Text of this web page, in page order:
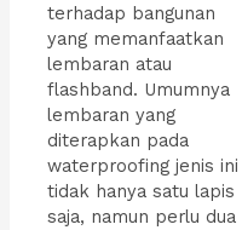
terhadap bangunan
yang memanfaatkan
lembaran atau
flashband. Umumnya
lembaran yang
diterapkan pada
waterproofing jenis ini
tidak hanya satu lapis
saja, namun perlu dua